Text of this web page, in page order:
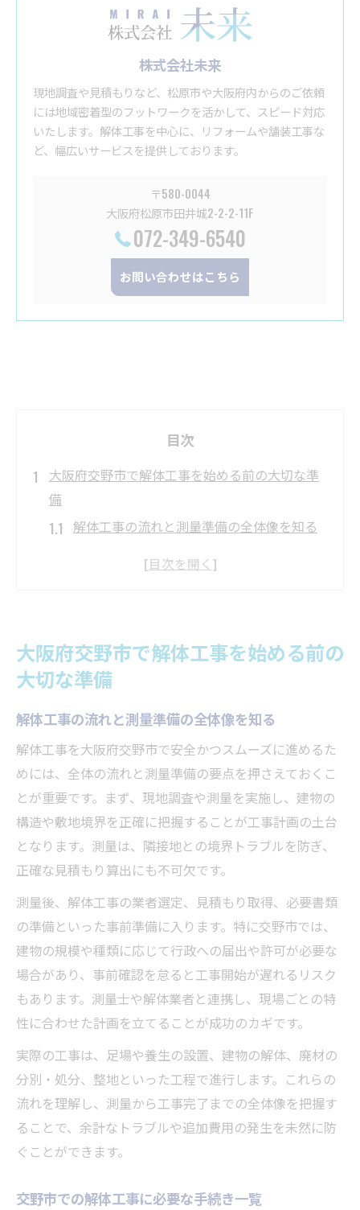
株式会社未来
現地調査や見積もりなど、松原市や大阪府内からのご依頼
には地域密着型のフットワークを活かして、スピード対応
いたします。解体工事を中心に、リフォームや舗装工事な
ど、幅広いサービスを提供しております。
〒580-0044
大阪府松原市田井城2-2-2-11F
072-349-6540
お問い合わせはこちら
目次
大阪府交野市で解体工事を始める前の大切な準
備
解体工事の流れと測量準備の全体像を知る
交野市での解体工事に必要な手続き一覧
費用や手続きに焦点を当てた解体工事測量の基
本
解体工事で発生する主な費用項目とその内
500万円未満の工事で必要な申請や手続き
工事前の測量が費用見積もりに及ぼす影響
解体工事費用を抑える際の注意点とリスク
安心して依頼するための解体業者の選び方
安心のために知りたい解体工事で気を付けるポ
イント
解体工事でトラブルを防ぐための事前対策
解体業者が悪質かどうか判断するコツ
測量結果の確認が工事成功のカギになる理
由
解体工事の追加費用を防ぐための契約注意
点
工事中に気を付けたい近隣配慮のポイント
交野市で失敗しない解体工事と測量の進め方と
は
解体工事計画の立て方と測量の重要性
現地調査で見抜く信頼できる業者の特徴
大阪府交野市で解体工事を始める前の
大切な準備
解体工事の流れと測量準備の全体像を知る
解体工事を大阪府交野市で安全かつスムーズに進めるた
めには、全体の流れと測量準備の要点を押さえておくこ
とが重要です。まず、現地調査や測量を実施し、建物の
構造や敷地境界を正確に把握することが工事計画の土台
となります。測量は、隣接地との境界トラブルを防ぎ、
正確な見積もり算出にも不可欠です。
測量後、解体工事の業者選定、見積もり取得、必要書類
の準備といった事前準備に入ります。特に交野市では、
建物の規模や種類に応じて行政への届出や許可が必要な
場合があり、事前確認を怠ると工事開始が遅れるリスク
もあります。測量士や解体業者と連携し、現場ごとの特
性に合わせた計画を立てることが成功のカギです。
実際の工事は、足場や養生の設置、建物の解体、廃材の
分別・処分、整地といった工程で進行します。これらの
流れを理解し、測量から工事完了までの全体像を把握す
ることで、余計なトラブルや追加費用の発生を未然に防
ぐことができます。
交野市での解体工事に必要な手続き一覧